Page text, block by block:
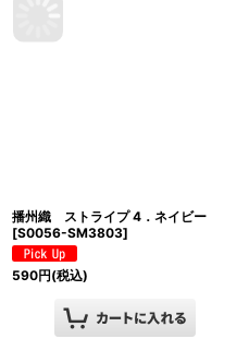
播州織 ストライプ 4．ネイビー
[S0056-SM3803]
590円(税込)